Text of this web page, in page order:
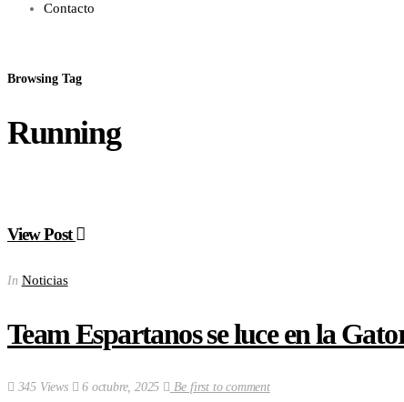
Contacto
Browsing Tag
Running
View Post
In Noticias
Team Espartanos se luce en la
345 Views 6 octubre, 2025 Be first to comment